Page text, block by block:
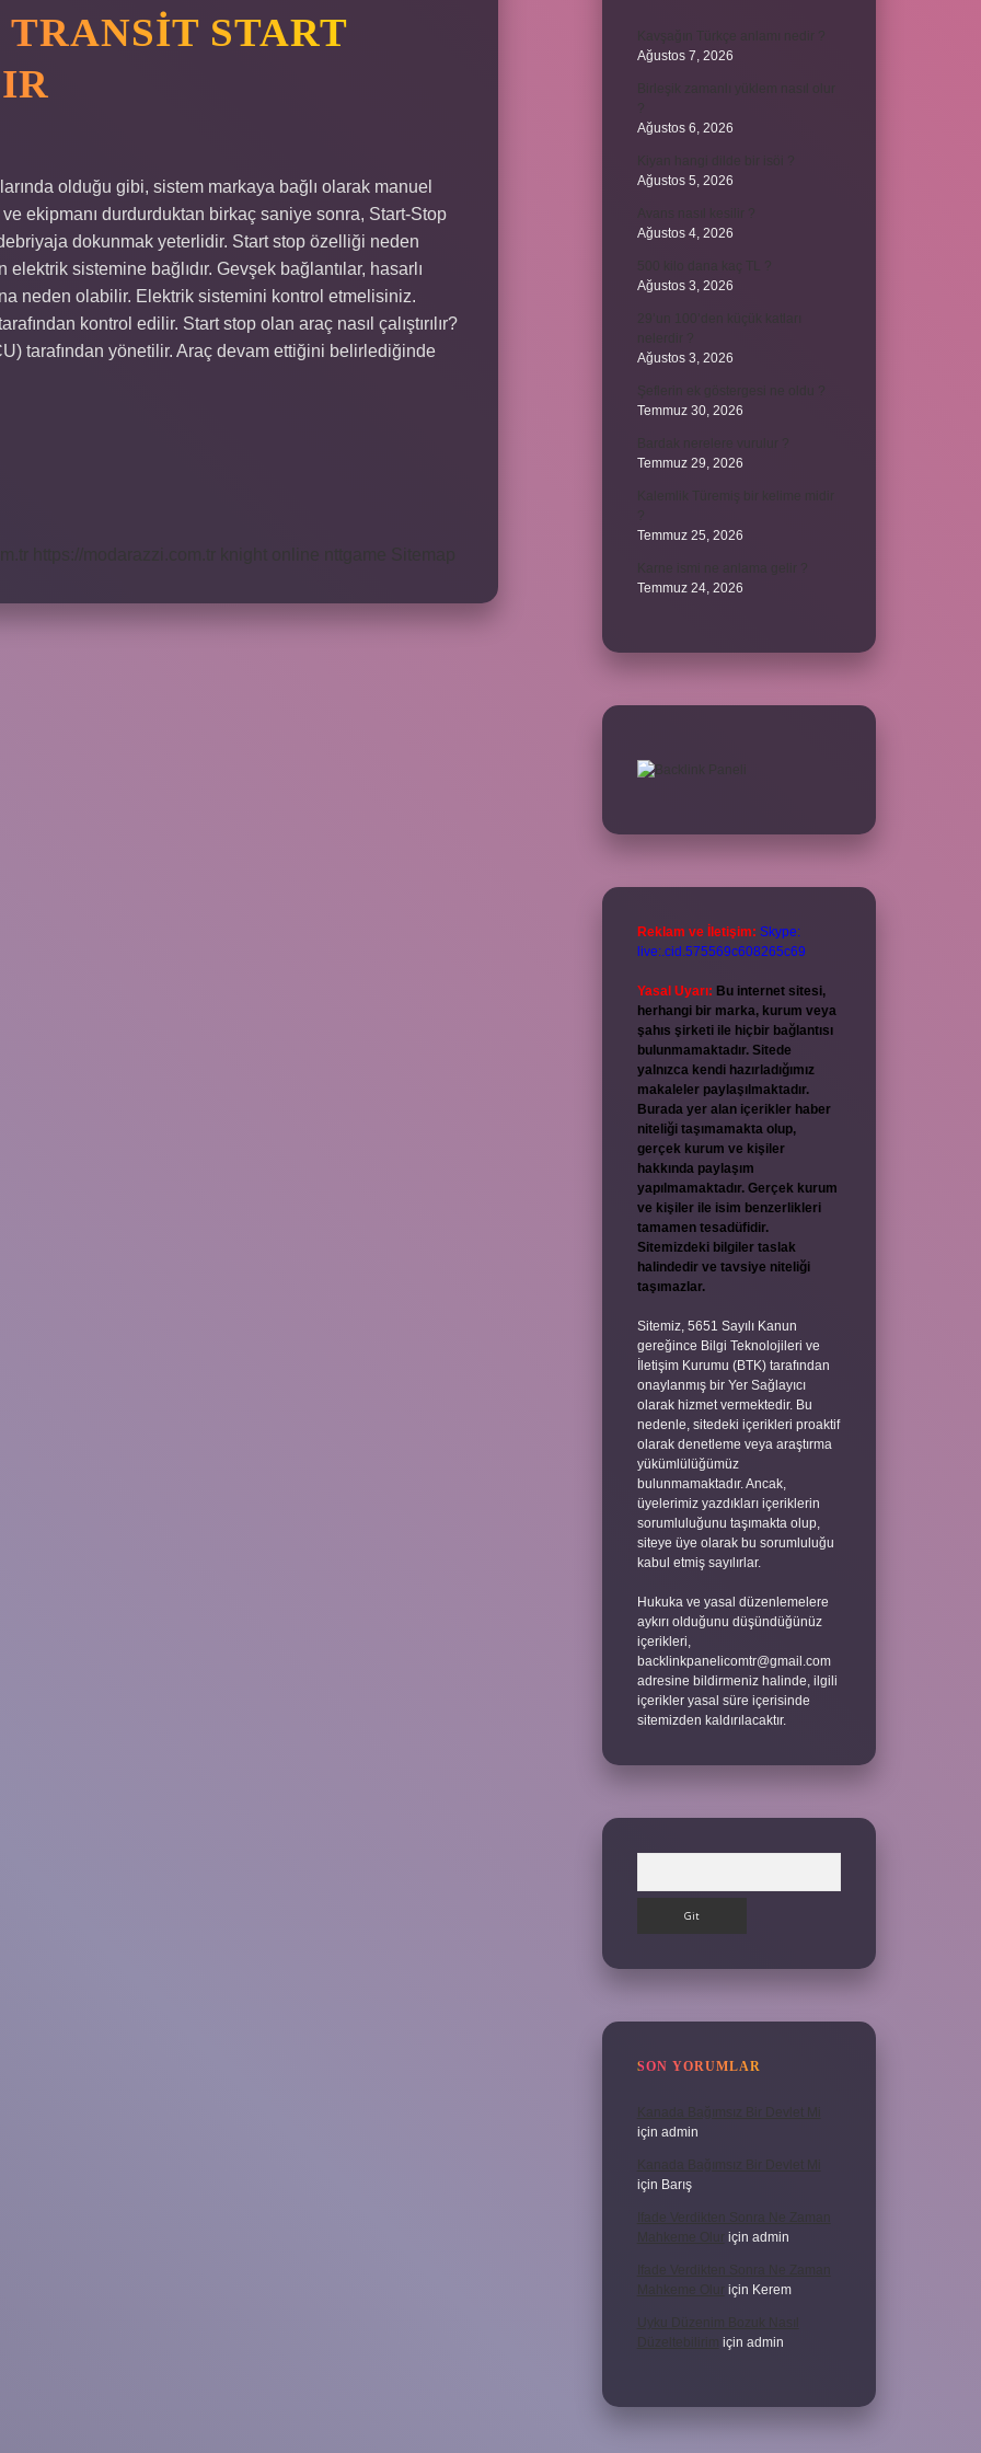
START
olduğu gibi, sistem markaya bağlı olarak manuel
ekipmanı durdurduktan birkaç saniye sonra, Start-Stop
dokunmak yeterlidir. Start stop özelliği neden
sistemine bağlıdır. Gevşek bağlantılar, hasarlı
neden olabilir. Elektrik sistemini kontrol etmelisiniz.
kontrol edilir. Start stop olan araç nasıl çalıştırılır?
tarafından yönetilir. Araç devam ettiğini belirlediğinde
Ağustos 7, 2026
Ağustos 6, 2026
Ağustos 5, 2026
Ağustos 4, 2026
Ağustos 3, 2026
Ağustos 3, 2026
Temmuz 30, 2026
Temmuz 29, 2026
Temmuz 25, 2026
Temmuz 24, 2026
Reklam ve İletişim: Skype:
live:.cid.575569c608265c69
Yasal Uyarı: Bu internet sitesi,
herhangi bir marka, kurum veya
şahıs şirketi ile hiçbir bağlantısı
bulunmamaktadır. Sitede
yalnızca kendi hazırladığımız
makaleler paylaşılmaktadır.
Burada yer alan içerikler haber
niteliği taşımamakta olup,
gerçek kurum ve kişiler
hakkında paylaşım
yapılmamaktadır. Gerçek kurum
ve kişiler ile isim benzerlikleri
tamamen tesadüfidir.
Sitemizdeki bilgiler taslak
halindedir ve tavsiye niteliği
taşımazlar.
Sitemiz, 5651 Sayılı Kanun
gereğince Bilgi Teknolojileri ve
İletişim Kurumu (BTK) tarafından
onaylanmış bir Yer Sağlayıcı
olarak hizmet vermektedir. Bu
nedenle, sitedeki içerikleri proaktif
olarak denetleme veya araştırma
yükümlülüğümüz
bulunmamaktadır. Ancak,
üyelerimiz yazdıkları içeriklerin
sorumluluğunu taşımakta olup,
siteye üye olarak bu sorumluluğu
kabul etmiş sayılırlar.
Hukuka ve yasal düzenlemelere
aykırı olduğunu düşündüğünüz
içerikleri,
backlinkpanelicomtr@gmail.com
adresine bildirmeniz halinde, ilgili
içerikler yasal süre içerisinde
sitemizden kaldırılacaktır.
SON YORUMLAR
Kanada Bağımsız Bir Devlet Mi
için admin
Kanada Bağımsız Bir Devlet Mi
için Barış
Ifade Verdikten Sonra Ne Zaman
Mahkeme Olur için admin
Ifade Verdikten Sonra Ne Zaman
Mahkeme Olur için Kerem
Uyku Düzenim Bozuk Nasıl
Düzeltebilirim
için admin